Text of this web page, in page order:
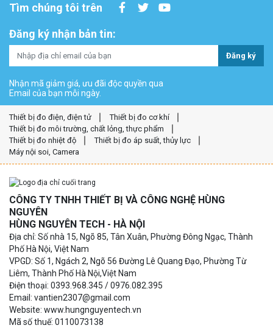
Tìm chúng tôi trên
Đăng ký nhận bản tin:
Đăng ký
Nhận mã giảm giá, ưu đãi độc quyền qua
Email của bạn mỗi ngày.
Thiết bị đo điện, điện tử
Thiết bị đo cơ khí
Thiết bị đo môi trường, chất lỏng, thực phẩm
Thiết bị đo nhiệt độ
Thiết bị đo áp suất, thủy lực
Máy nội soi, Camera
CÔNG TY TNHH THIẾT BỊ VÀ CÔNG NGHỆ HÙNG
NGUYÊN
HÙNG NGUYÊN TECH - HÀ NỘI
Địa chỉ: Số nhà 15, Ngõ 85, Tân Xuân, Phường Đông Ngạc, Thành
Phố Hà Nội, Việt Nam
VPGD: Số 1, Ngách 2, Ngõ 56 Đường Lê Quang Đạo, Phường Từ
Liêm, Thành Phố Hà Nội,Việt Nam
Điện thoại: 0393.968.345 / 0976.082.395
Email: vantien2307@gmail.com
Website: www.hungnguyentech.vn
Mã số thuế: 0110073138